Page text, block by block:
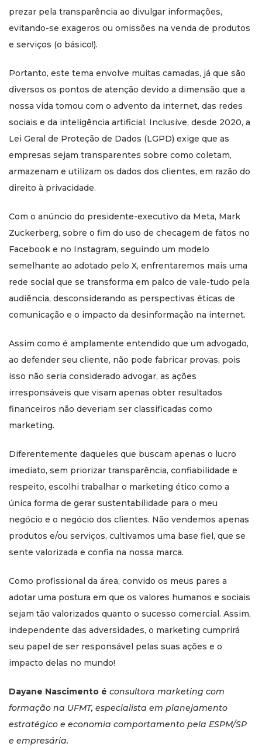
prezar pela transparência ao divulgar informações,
evitando-se exageros ou omissões na venda de produtos
e serviços (o básico!).
Portanto, este tema envolve muitas camadas, já que são
diversos os pontos de atenção devido a dimensão que a
nossa vida tomou com o advento da internet, das redes
sociais e da inteligência artificial. Inclusive, desde 2020, a
Lei Geral de Proteção de Dados (LGPD) exige que as
empresas sejam transparentes sobre como coletam,
armazenam e utilizam os dados dos clientes, em razão do
direito à privacidade.
Com o anúncio do presidente-executivo da Meta, Mark
Zuckerberg, sobre o fim do uso de checagem de fatos no
Facebook e no Instagram, seguindo um modelo
semelhante ao adotado pelo X, enfrentaremos mais uma
rede social que se transforma em palco de vale-tudo pela
audiência, desconsiderando as perspectivas éticas de
comunicação e o impacto da desinformação na internet.
Assim como é amplamente entendido que um advogado,
ao defender seu cliente, não pode fabricar provas, pois
isso não seria considerado advogar, as ações
irresponsáveis que visam apenas obter resultados
financeiros não deveriam ser classificadas como
marketing.
Diferentemente daqueles que buscam apenas o lucro
imediato, sem priorizar transparência, confiabilidade e
respeito, escolhi trabalhar o marketing ético como a
única forma de gerar sustentabilidade para o meu
negócio e o negócio dos clientes. Não vendemos apenas
produtos e/ou serviços, cultivamos uma base fiel, que se
sente valorizada e confia na nossa marca.
Como profissional da área, convido os meus pares a
adotar uma postura em que os valores humanos e sociais
sejam tão valorizados quanto o sucesso comercial. Assim,
independente das adversidades, o marketing cumprirá
seu papel de ser responsável pelas suas ações e o
impacto delas no mundo!
Dayane Nascimento é consultora marketing com
formação na UFMT, especialista em planejamento
estratégico e economia comportamento pela ESPM/SP
e empresária.